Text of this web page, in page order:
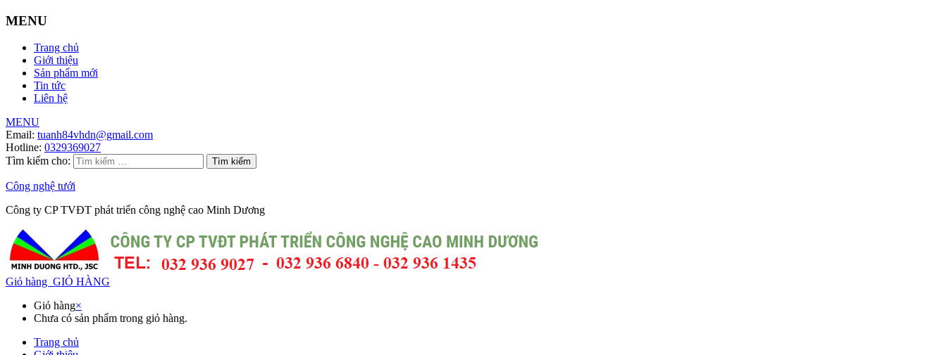
MENU
Trang chủ
Giới thiệu
Sản phẩm mới
Tin tức
Liên hệ
MENU
Email: tuanh84vhdn@gmail.com
Hotline: 0329369027
Tìm kiếm cho:
Công nghệ tưới
Công ty CP TVĐT phát triển công nghệ cao Minh Dương
Giỏ hàng GIỎ HÀNG
Giỏ hàng×
Chưa có sản phẩm trong giỏ hàng.
Trang chủ